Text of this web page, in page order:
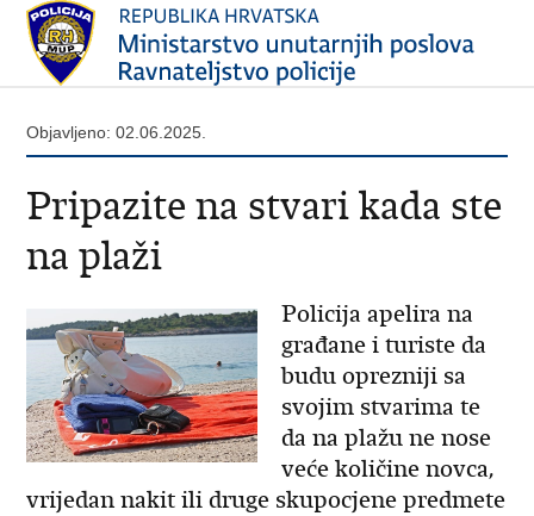
Objavljeno: 02.06.2025.
Pripazite na stvari kada ste
na plaži
Policija apelira na
građane i turiste da
budu oprezniji sa
svojim stvarima te
da na plažu ne nose
veće količine novca,
vrijedan nakit ili druge skupocjene predmete